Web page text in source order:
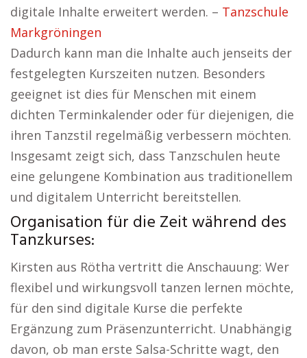
digitale Inhalte erweitert werden. – Tanzschule
Markgröningen
Dadurch kann man die Inhalte auch jenseits der
festgelegten Kurszeiten nutzen. Besonders
geeignet ist dies für Menschen mit einem
dichten Terminkalender oder für diejenigen, die
ihren Tanzstil regelmäßig verbessern möchten.
Insgesamt zeigt sich, dass Tanzschulen heute
eine gelungene Kombination aus traditionellem
und digitalem Unterricht bereitstellen.
Organisation für die Zeit während des
Tanzkurses:
Kirsten aus Rötha vertritt die Anschauung: Wer
flexibel und wirkungsvoll tanzen lernen möchte,
für den sind digitale Kurse die perfekte
Ergänzung zum Präsenzunterricht. Unabhängig
davon, ob man erste Salsa-Schritte wagt, den